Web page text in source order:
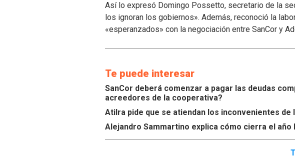
Así lo expresó Domingo Possetto, secretario de la
los ignoran los gobiernos». Además, reconoció la
«esperanzados» con la negociación entre SanCor y
Te puede interesar
SanCor deberá comenzar a pagar las deudas
acreedores de la cooperativa?
Atilra pide que se atiendan los inconvenientes de
Alejandro Sammartino explica cómo cierra el